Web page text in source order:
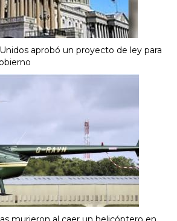
aprobó un proyecto de ley para